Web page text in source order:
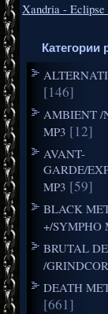
Xandria - Eclipse
Категории
[146]
AMBIENT /
MP3 [12]
AVANT-
GARDE/
MP3 [59]
BLACK
+/SYMPHO
BRUTAL
/
DEATH
[661]